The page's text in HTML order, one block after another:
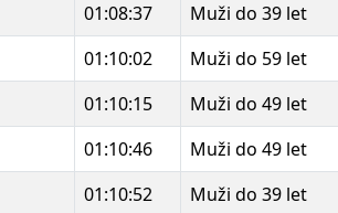
01:08:37 Muži do 39 let
01:10:02 Muži do 59 let
01:10:15 Muži do 49 let
01:10:46 Muži do 49 let
01:10:52 Muži do 39 let